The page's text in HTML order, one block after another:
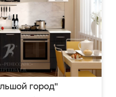
город"